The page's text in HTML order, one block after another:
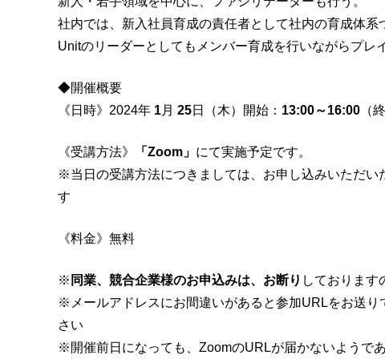
社内では、新入社員育成の責任者として社内の育成体系
Unitのリーダーとしてもメンバー育成を行いながらプレ
◆開催概要
《日時》2024年 1月 25日（木）開始： 13:00～16:00 （
《受講方法》 「Zoom」 にて実施予定です。
※当日の受講方法につきましては、お申し込みいただ
す
《料金》無料
※ 同業、競合企業様のお申込みは、お断り しております
※メールアドレスにお間違いがあると参加URLをお送
さい
※開催前日になっても、ZoomのURLが届かないようであ